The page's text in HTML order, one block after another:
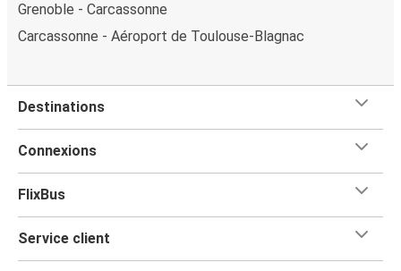
Grenoble - Carcassonne
Carcassonne - Aéroport de Toulouse-Blagnac
Destinations
Connexions
FlixBus
Service client